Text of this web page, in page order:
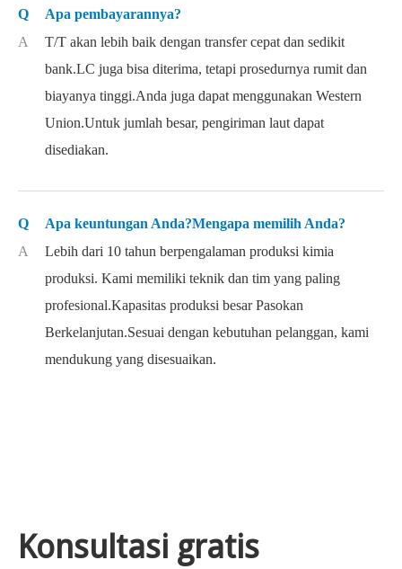
Q
Apa pembayarannya?
A
T/T akan lebih baik dengan transfer cepat dan sedikit
bank.LC juga bisa diterima, tetapi prosedurnya rumit dan
biayanya tinggi.Anda juga dapat menggunakan Western
Union.Untuk jumlah besar, pengiriman laut dapat
disediakan.
Q
Apa keuntungan Anda?Mengapa memilih Anda?
A
Lebih dari 10 tahun berpengalaman produksi kimia
produksi. Kami memiliki teknik dan tim yang paling
profesional.Kapasitas produksi besar Pasokan
Berkelanjutan.Sesuai dengan kebutuhan pelanggan, kami
mendukung yang disesuaikan.
Konsultasi gratis